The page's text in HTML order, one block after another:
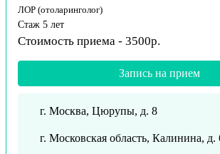
ЛОР (отоларинголог)
Стаж 5 лет
Стоимость приема - 3500р.
Запись на прием
г. Москва, Цюрупы, д. 8
г. Московская область, Калинина, д.